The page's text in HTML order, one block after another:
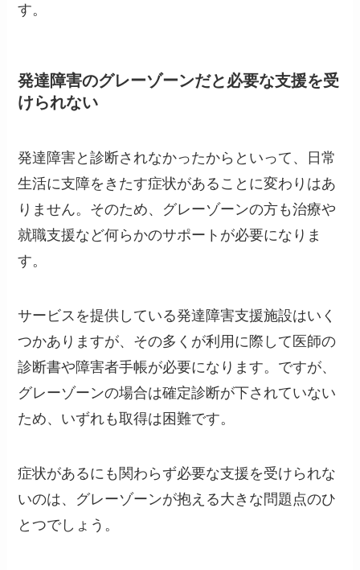
す。
発達障害のグレーゾーンだと必要な支援を受
けられない
発達障害と診断されなかったからといって、日常
生活に支障をきたす症状があることに変わりはあ
りません。そのため、グレーゾーンの方も治療や
就職支援など何らかのサポートが必要になりま
す。
サービスを提供している発達障害支援施設はいく
つかありますが、その多くが利用に際して医師の
診断書や障害者手帳が必要になります。ですが、
グレーゾーンの場合は確定診断が下されていない
ため、いずれも取得は困難です。
症状があるにも関わらず必要な支援を受けられな
いのは、グレーゾーンが抱える大きな問題点のひ
とつでしょう。